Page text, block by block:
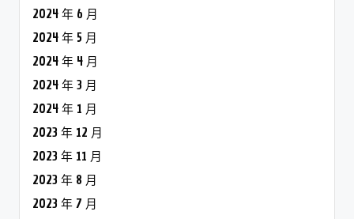
2024 年 6 月
2024 年 5 月
2024 年 4 月
2024 年 3 月
2024 年 1 月
2023 年 12 月
2023 年 11 月
2023 年 8 月
2023 年 7 月